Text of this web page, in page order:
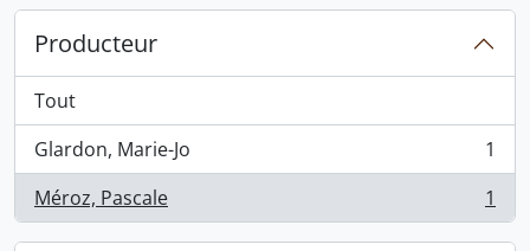
Producteur
Tout
Glardon, Marie-Jo
, 1 résultats
1
Méroz, Pascale
, 1 résultats 1